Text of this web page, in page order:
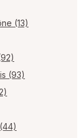
(13)
(93)